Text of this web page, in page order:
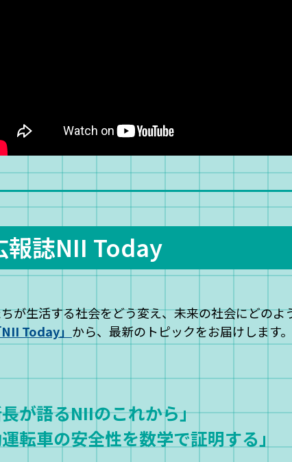
報誌NII Today
が生活する社会をどう変え、未来の社会にどのよ
NII Today」 から、最新のトピックをお届けします。
が語るNIIのこれから」
転車の安全性を数学で証明する」